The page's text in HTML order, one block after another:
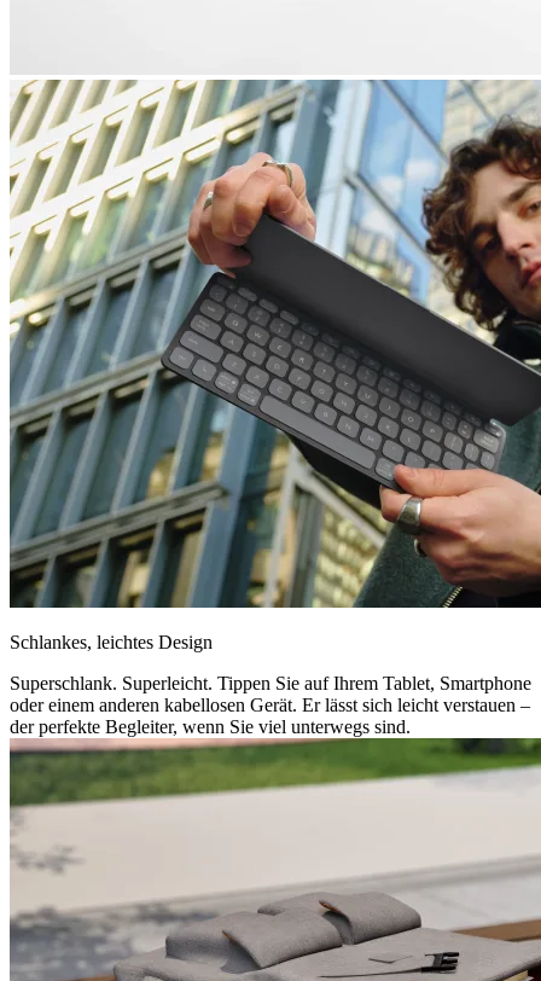
Schlankes, leichtes Design
Superschlank. Superleicht. Tippen Sie auf Ihrem Tablet, Smartphone
oder einem anderen kabellosen Gerät. Er lässt sich leicht verstauen –
der perfekte Begleiter, wenn Sie viel unterwegs sind.